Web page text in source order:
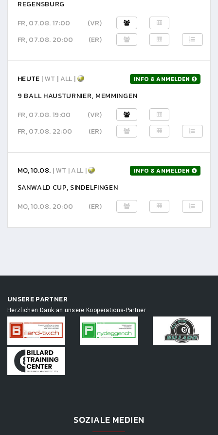
REGENSBURG
FR, 07.08. 17:00
(VR)
FR, 07.08. 20:00
(ER)
HEUTE | WT | ALL | INFO & ANMELDEN
9 BALL HAUSTURNIER, MEMMINGEN
FR, 07.08. 19:00
(VR)
FR, 07.08. 22:00
(ER)
MO, 10.08. | WT | ALL | INFO & ANMELDEN
SANWALD CUP, SINDELFINGEN
MO, 10.08. 20:00
(ER)
UNSERE PARTNER
Herzlichen Dank an unsere Kooperations-Partner
SOZIALE MEDIEN